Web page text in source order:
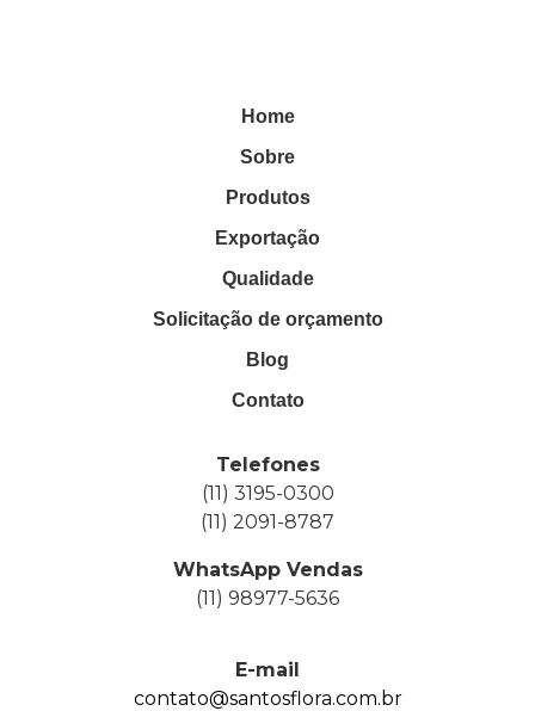
Home
Sobre
Produtos
Exportação
Qualidade
Solicitação de orçamento
Blog
Contato
Telefones
(11) 3195-0300
(11) 2091-8787
WhatsApp Vendas
(11) 98977-5636
E-mail
contato@santosflora.com.br